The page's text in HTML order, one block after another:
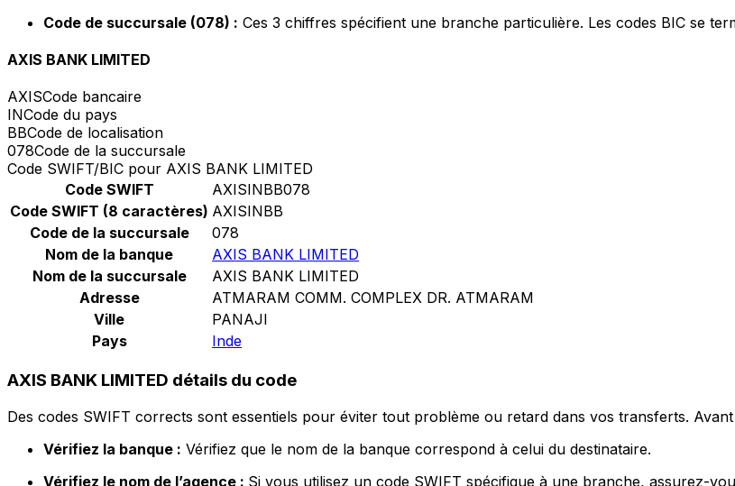
Code de succursale (078) : Ces 3 chiffres spécifient une branche particulière. Les codes BIC se
AXIS BANK LIMITED
AXISCode bancaire
INCode du pays
BBCode de localisation
078Code de la succursale
Code SWIFT/BIC pour AXIS BANK LIMITED
Code SWIFT
AXISINBB078
Code SWIFT (8 caractères) AXISINBB
Code de la succursale
078
Nom de la banque
AXIS BANK LIMITED
Nom de la succursale
AXIS BANK LIMITED
Adresse
ATMARAM COMM. COMPLEX DR. ATMARAM
Ville
PANAJI
Pays
Inde
AXIS BANK LIMITED détails du code
Des codes SWIFT corrects sont essentiels pour éviter tout problème ou retard dans vos transferts.
Vérifiez la banque : Vérifiez que le nom de la banque correspond à celui du destinataire.
Vérifiez le nom de l’agence : Si vous utilisez un code SWIFT spécifique à une branche, assurez-